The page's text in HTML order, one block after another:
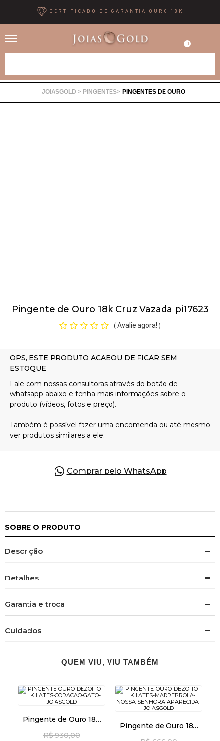
CERTIFICADO DE GARANTIA OURO 18K
0
PINGENTES PINGENTES DE OURO
Pingente de Ouro 18k Cruz Vazada pi17623
( Avalie agora! )
Comprar pelo WhatsApp
SOBRE O PRODUTO
Descrição
Detalhes
Garantia e troca
Cuidados
QUEM VIU, VIU TAMBÉM
Pingente de Ouro 18k
R$ 930,00
Pingente de Ouro 18k
Pedras Preciosas
OFERTAS